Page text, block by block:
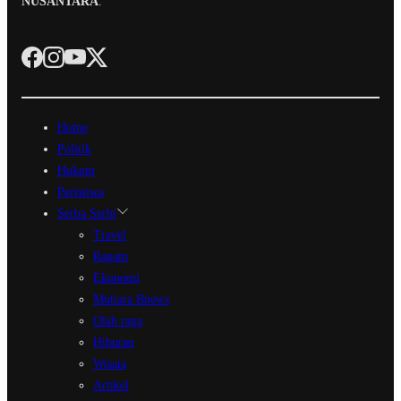
Home
Politik
Hukum
Peristiwa
Serba Serbi
Travel
Ragam
Ekonomi
Mutiara Bnews
Olah raga
Hiburan
Wisata
Artikel